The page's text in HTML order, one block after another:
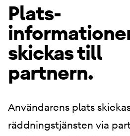
Plats­
skickas till
partnern.
Användarens plats
räddningstjänsten via